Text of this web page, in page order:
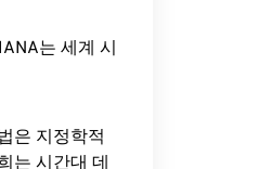
는 세계 시
은 지정학적
는 시간대 데